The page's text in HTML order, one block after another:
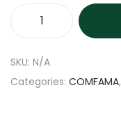
SKU: N/A
Categories: COMFAMA,